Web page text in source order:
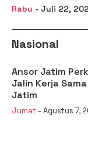
Rabu - Juli 22,
Nasional
Ansor Jatim
Jalin Kerja
Jatim
Jumat - Agustus 7,